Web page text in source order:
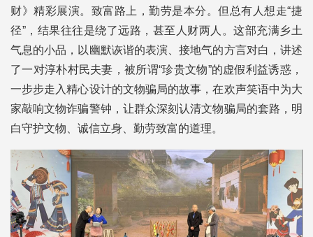
财》精彩展演。致富路上，勤劳是本分。但总有人想走“捷
径”，结果往往是绕了远路，甚至人财两人。这部充满乡土
气息的小品，以幽默诙谐的表演、接地气的方言对白，讲述
了一对淳朴村民夫妻，被所谓“珍贵文物”的虚假利益诱惑，
一步步走入精心设计的文物骗局的故事，在欢声笑语中为大
家敲响文物诈骗警钟，让群众深刻认清文物骗局的套路，明
白守护文物、诚信立身、勤劳致富的道理。